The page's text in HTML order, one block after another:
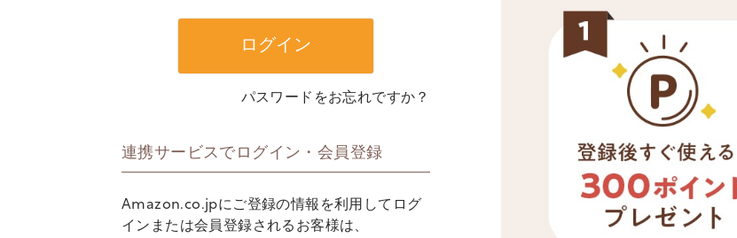
)
ログイン
パスワードをお忘れですか？
連携サービスでログイン・会員登録
Amazon.co.jpにご登録の情報を利用してログ
インまたは会員登録されるお客様は、